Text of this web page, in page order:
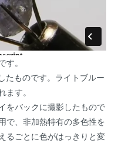
。
たものです。ライトブルー
す。
をバックに撮影したもので
で、非加熱特有の多色性を
るごとに色がはっきりと変